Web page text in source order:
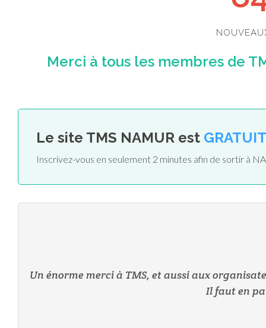
Merci à tous les membres de
Le site TMS NAMUR est GRATUIT
Inscrivez-vous en seulement 2 minutes afin de sortir à
Un énorme merci à TMS, et aussi aux
Il faut en